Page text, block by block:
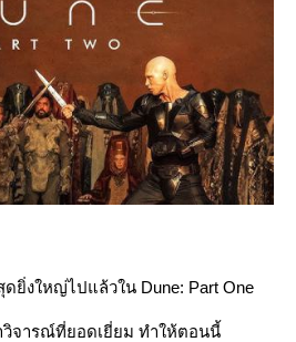
ยิ่งใหญ่ไปแล้วใน Dune: Part One
วิจารณ์ที่ยอดเยี่ยม ทำให้ตอนนี้